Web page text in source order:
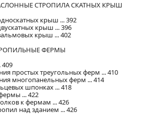
СТРОПИЛА СКАТНЫХ КРЫШ
крыш ... 392
крыш ... 396
крыш ... 402
ФЕРМЫ
простых треугольных ферм ... 410
многопанельных ферм ... 414
шпонках ... 418
... 422
к фермам ... 426
над зданием ... 426